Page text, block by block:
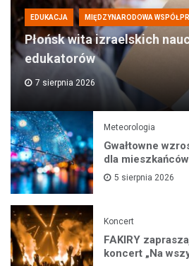
EDUKACJA MIĘDZYNARODOWA
Płońsk wita izraelskich
edukatorów
7 sierpnia 2026
Meteorologia
Gwałtowne
dla
5 sierpnia 2026
Koncert
FAKIRY
koncert „Na